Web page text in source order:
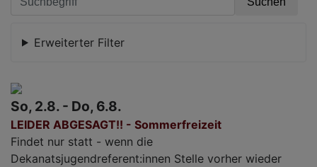
Erweiterter Filter
So, 2.8. - Do, 6.8.
LEIDER ABGESAGT!! - Sommerfreizeit
Findet nur statt - wenn die
Dekanatsjugendreferent:innen Stelle vorher wieder